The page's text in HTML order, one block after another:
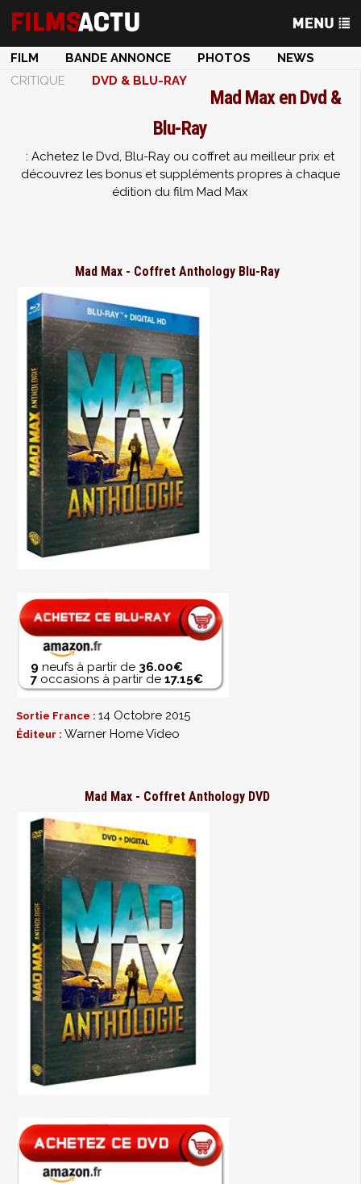
FILM BANDE ANNONCE PHOTOS
NEWS
CRITIQUE
DVD & BLU-RAY
Mad Max en Dvd &
Blu-Ray
: Achetez le Dvd, Blu-Ray ou coffret au meilleur prix et
découvrez les bonus et suppléments propres à chaque
édition du film Mad Max
Mad Max - Coffret Anthology Blu-Ray
9 neufs à partir de 36.00€
7 occasions à partir de 17.15€
Sortie France : 14 Octobre 2015
Éditeur : Warner Home Video
Mad Max - Coffret Anthology DVD